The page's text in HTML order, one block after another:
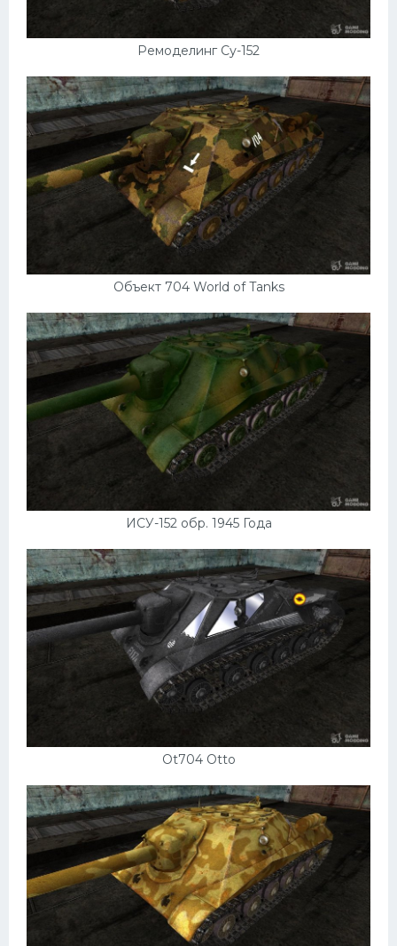
Ремоделинг Су-152
Объект 704 World of Tanks
ИСУ-152 обр. 1945 Года
Ot704 Otto